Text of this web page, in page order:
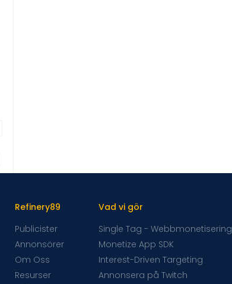
Refinery89
Publicister
Annonsörer
Om Oss
Resurser
Vad vi gör
Single Tag - Webbmonetisering
Monetize App SDK
Interest-Driven Targeting
Annonsera på Twitch